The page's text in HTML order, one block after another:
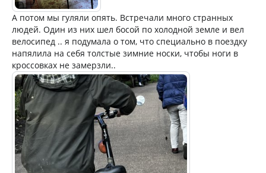
А потом мы гуляли опять. Встречали много странных
людей. Один из них шел босой по холодной земле и вел
велосипед .. я подумала о том, что специально в поездку
напялила на себя толстые зимние носки, чтобы ноги в
кроссовках не замерзли..